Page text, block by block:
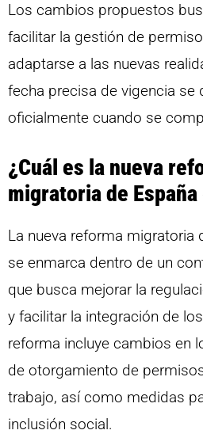
Los cambios propuestos
facilitar la gestión de
adaptarse a las nuevas
fecha precisa de vigencia se
oficialmente cuando se
¿Cuál es la nueva
migratoria de España
La nueva reforma migratoria
se enmarca dentro de un
que busca mejorar la
y facilitar la integración de
reforma incluye cambios en
de otorgamiento de
trabajo, así como medidas
inclusión social.